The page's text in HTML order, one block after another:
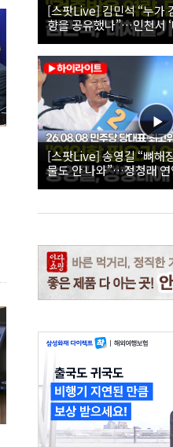
[스팟Live] 김민석 “누가
향을 공유했나”…인천서
26.08.08 더불어민주당 당
보 인천 합동연설회
[스팟Live] 송영길 “뼈해
물도 안 나와”…정청래 연
26.08.08 더불어민주당